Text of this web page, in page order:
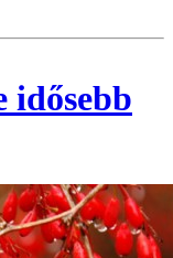
idősebb